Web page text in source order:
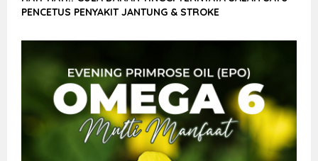
PENCETUS PENYAKIT JANTUNG & STROKE